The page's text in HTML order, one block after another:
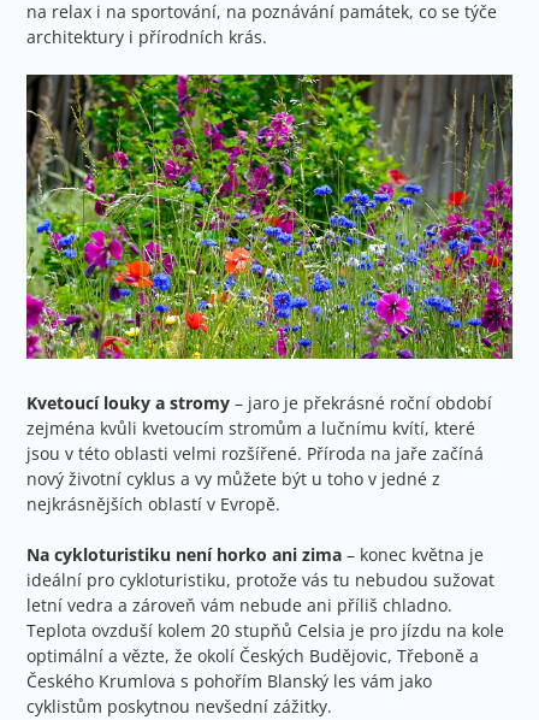
na relax i na sportování, na poznávání památek, co se týče
architektury i přírodních krás.
Kvetoucí louky a stromy – jaro je překrásné roční období
zejména kvůli kvetoucím stromům a lučnímu kvítí, které
jsou v této oblasti velmi rozšířené. Příroda na jaře začíná
nový životní cyklus a vy můžete být u toho v jedné z
nejkrásnějších oblastí v Evropě.
Na cykloturistiku není horko ani zima – konec května je
ideální pro cykloturistiku, protože vás tu nebudou sužovat
letní vedra a zároveň vám nebude ani příliš chladno.
Teplota ovzduší kolem 20 stupňů Celsia je pro jízdu na kole
optimální a vězte, že okolí Českých Budějovic, Třeboně a
Českého Krumlova s pohořím Blanský les vám jako
cyklistům poskytnou nevšední zážitky.